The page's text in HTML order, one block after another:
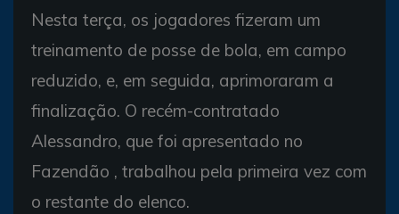
Nesta terça, os jogadores fizeram um
treinamento de posse de bola, em campo
reduzido, e, em seguida, aprimoraram a
finalização. O recém-contratado
Alessandro, que foi apresentado no
Fazendão , trabalhou pela primeira vez com
o restante do elenco.